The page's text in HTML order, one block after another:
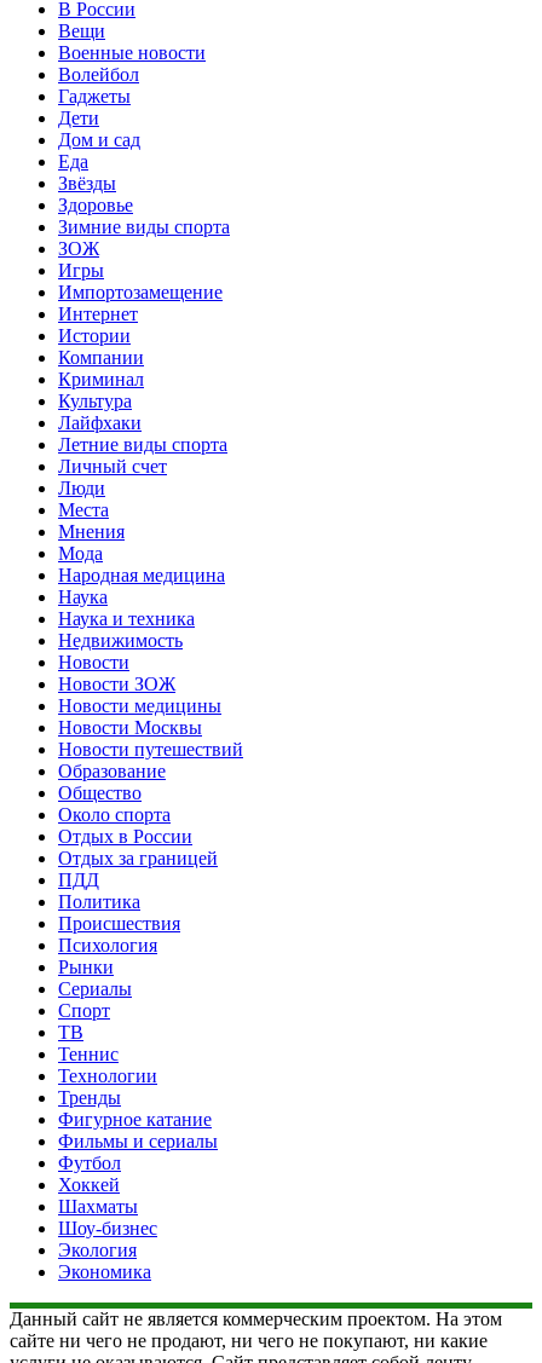
В России
Вещи
Военные новости
Волейбол
Гаджеты
Дети
Дом и сад
Еда
Звёзды
Здоровье
Зимние виды спорта
ЗОЖ
Игры
Импортозамещение
Интернет
Истории
Компании
Криминал
Культура
Лайфхаки
Летние виды спорта
Личный счет
Люди
Места
Мнения
Мода
Народная медицина
Наука
Наука и техника
Недвижимость
Новости
Новости ЗОЖ
Новости медицины
Новости Москвы
Новости путешествий
Образование
Общество
Около спорта
Отдых в России
Отдых за границей
ПДД
Политика
Происшествия
Психология
Рынки
Сериалы
Спорт
ТВ
Теннис
Технологии
Тренды
Фигурное катание
Фильмы и сериалы
Футбол
Хоккей
Шахматы
Шоу-бизнес
Экология
Экономика
Данный сайт не является коммерческим проектом. На этом
сайте ни чего не продают, ни чего не покупают, ни какие